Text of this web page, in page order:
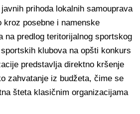
prihoda lokalnih samouprava
posebne i namenske
na predlog teritorijalnog sportskog
klubova na opšti konkurs
predstavlja direktno kršenje
zahvatanje iz budžeta, čime se
šteta klasičnim organizacijama